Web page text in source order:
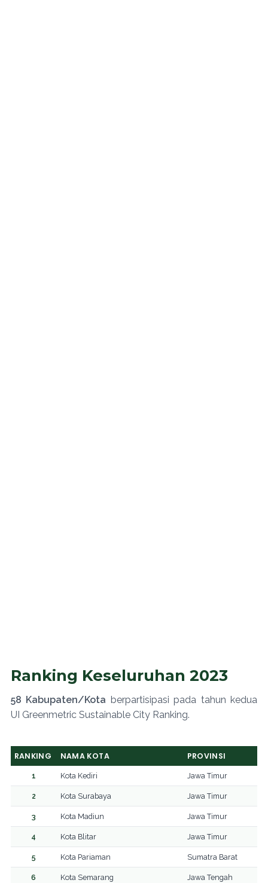
Ranking Keseluruhan 2023
58 Kabupaten/Kota berpartisipasi pada tahun kedua
UI Greenmetric Sustainable City Ranking.
RANKING NAMA KOTA PROVINSI
1 Kota Kediri Jawa Timur
2 Kota Surabaya Jawa Timur
3 Kota Madiun Jawa Timur
4 Kota Blitar Jawa Timur
5 Kota Pariaman Sumatra Barat
6 Kota Semarang Jawa Tengah